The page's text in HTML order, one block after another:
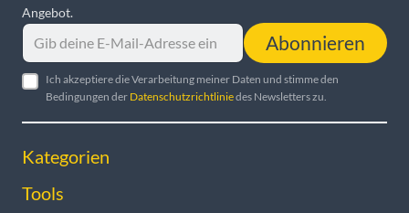
Angebot.
Abonnieren
Ich akzeptiere die Verarbeitung meiner Daten und stimme den
Bedingungen der Datenschutzrichtliniedes Newsletters zu.
Kategorien
Tools